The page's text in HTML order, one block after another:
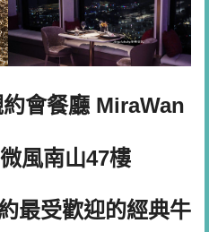
會餐廳 MiraWan
風南山47樓
最受歡迎的經典牛